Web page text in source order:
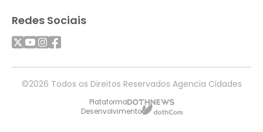
Redes Sociais
©2026 Todos os Direitos Reservados Agencia Cidades
Plataforma
Desenvolvimento